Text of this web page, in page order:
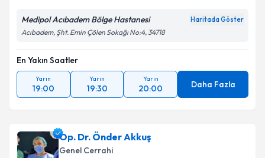
Medipol Acıbadem Bölge Hastanesi Haritada Göster
Acıbadem, Şht. Emin Çölen Sokağı No:4, 34718
En Yakın Saatler
Yarın
19:00
Yarın
19:30
Yarın
20:00 Daha Fazla
Op. Dr. Önder Akkuş
Genel Cerrahi